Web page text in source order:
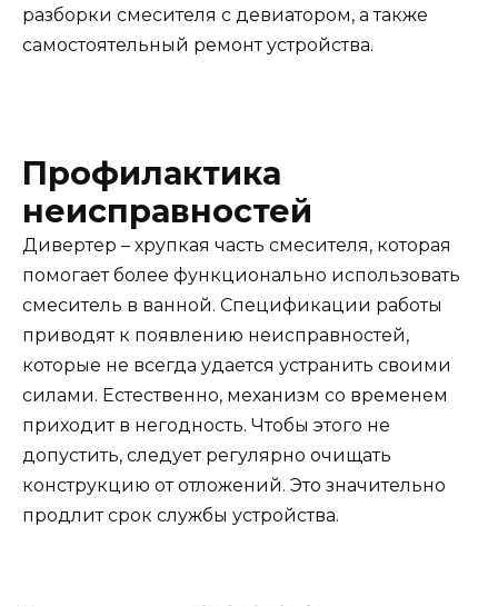
разборки смесителя с девиатором, а также
самостоятельный ремонт устройства.
Профилактика
неисправностей
Дивертер – хрупкая часть смесителя, которая
помогает более функционально использовать
смеситель в ванной. Спецификации работы
приводят к появлению неисправностей,
которые не всегда удается устранить своими
силами. Естественно, механизм со временем
приходит в негодность. Чтобы этого не
допустить, следует регулярно очищать
конструкцию от отложений. Это значительно
продлит срок службы устройства.